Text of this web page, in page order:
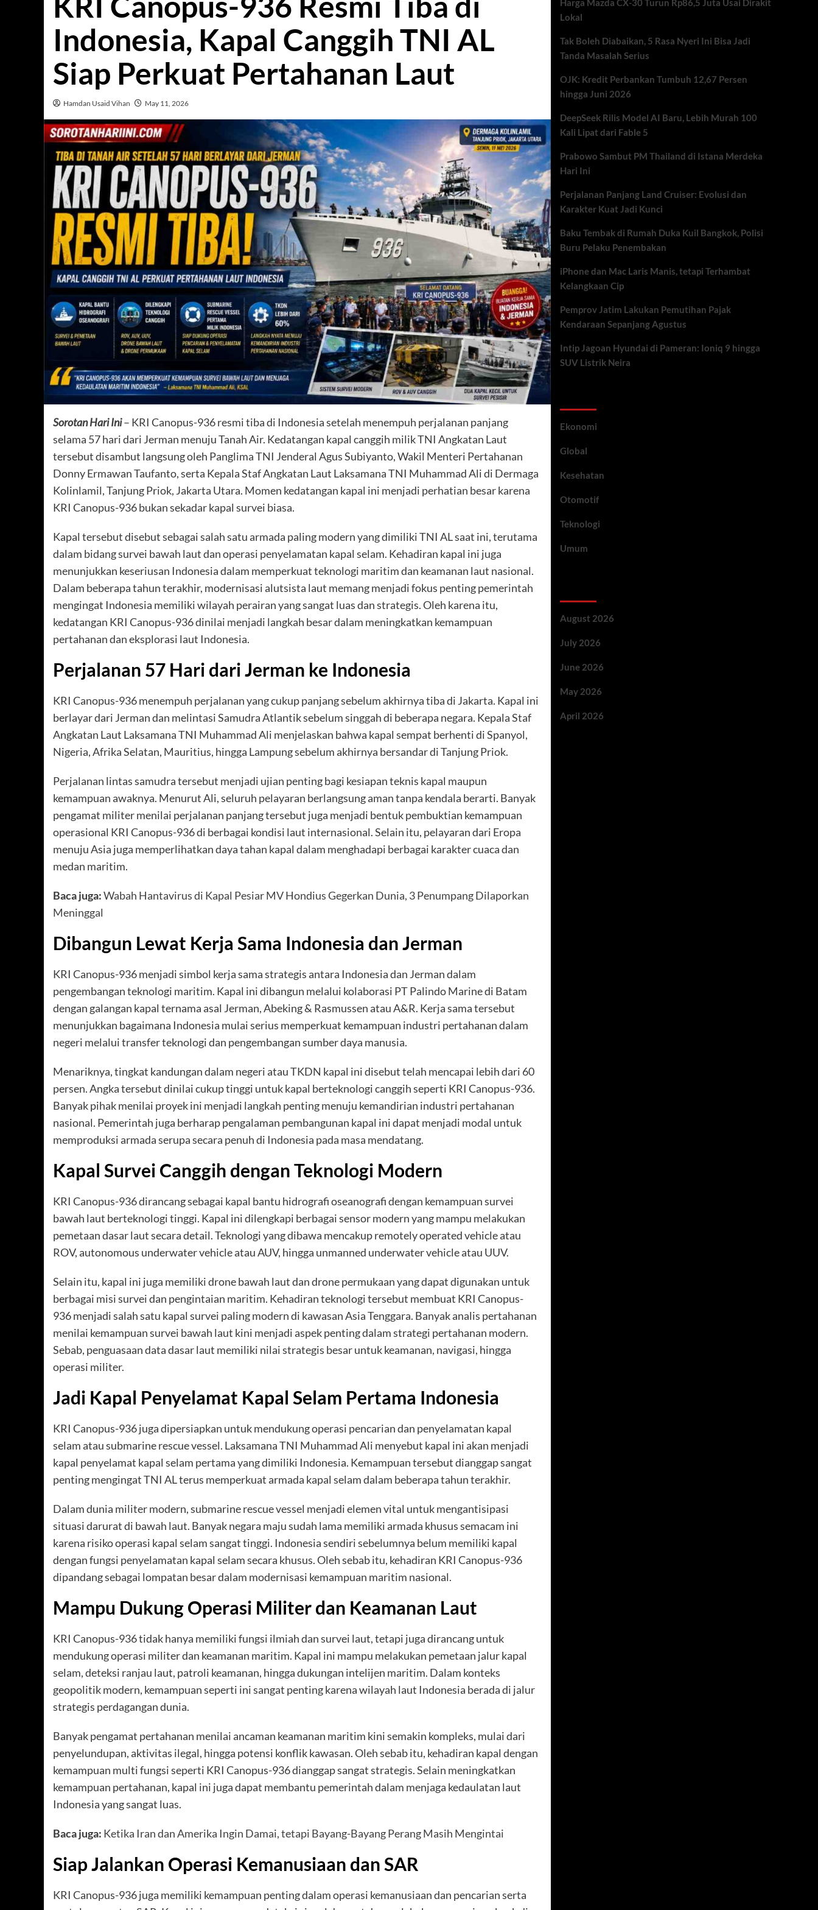
Indonesia, Kapal Canggih TNI AL
Siap Perkuat Pertahanan Laut
Hamdan Usaid Vihan May 11, 2026
Sorotan Hari Ini– KRI Canopus-936 resmi tiba di Indonesia setelah menempuh perjalanan panjang
selama 57 hari dari Jerman menuju Tanah Air. Kedatangan kapal canggih milik TNI Angkatan Laut
tersebut disambut langsung oleh Panglima TNI Jenderal Agus Subiyanto, Wakil Menteri Pertahanan
Donny Ermawan Taufanto, serta Kepala Staf Angkatan Laut Laksamana TNI Muhammad Ali di Dermaga
Kolinlamil, Tanjung Priok, Jakarta Utara. Momen kedatangan kapal ini menjadi perhatian besar karena
KRI Canopus-936 bukan sekadar kapal survei biasa.
Kapal tersebut disebut sebagai salah satu armada paling modern yang dimiliki TNI AL saat ini, terutama
dalam bidang survei bawah laut dan operasi penyelamatan kapal selam. Kehadiran kapal ini juga
menunjukkan keseriusan Indonesia dalam memperkuat teknologi maritim dan keamanan laut nasional.
Dalam beberapa tahun terakhir, modernisasi alutsista laut memang menjadi fokus penting pemerintah
mengingat Indonesia memiliki wilayah perairan yang sangat luas dan strategis. Oleh karena itu,
kedatangan KRI Canopus-936 dinilai menjadi langkah besar dalam meningkatkan kemampuan
pertahanan dan eksplorasi laut Indonesia.
Perjalanan 57 Hari dari Jerman ke Indonesia
KRI Canopus-936 menempuh perjalanan yang cukup panjang sebelum akhirnya tiba di Jakarta. Kapal ini
berlayar dari Jerman dan melintasi Samudra Atlantik sebelum singgah di beberapa negara. Kepala Staf
Angkatan Laut Laksamana TNI Muhammad Ali menjelaskan bahwa kapal sempat berhenti di Spanyol,
Nigeria, Afrika Selatan, Mauritius, hingga Lampung sebelum akhirnya bersandar di Tanjung Priok.
Perjalanan lintas samudra tersebut menjadi ujian penting bagi kesiapan teknis kapal maupun
kemampuan awaknya. Menurut Ali, seluruh pelayaran berlangsung aman tanpa kendala berarti. Banyak
pengamat militer menilai perjalanan panjang tersebut juga menjadi bentuk pembuktian kemampuan
operasional KRI Canopus-936 di berbagai kondisi laut internasional. Selain itu, pelayaran dari Eropa
menuju Asia juga memperlihatkan daya tahan kapal dalam menghadapi berbagai karakter cuaca dan
medan maritim.
Baca juga:Wabah Hantavirus di Kapal Pesiar MV Hondius Gegerkan Dunia, 3 Penumpang Dilaporkan
Meninggal
Dibangun Lewat Kerja Sama Indonesia dan Jerman
KRI Canopus-936 menjadi simbol kerja sama strategis antara Indonesia dan Jerman dalam
pengembangan teknologi maritim. Kapal ini dibangun melalui kolaborasi PT Palindo Marine di Batam
dengan galangan kapal ternama asal Jerman, Abeking & Rasmussen atau A&R. Kerja sama tersebut
menunjukkan bagaimana Indonesia mulai serius memperkuat kemampuan industri pertahanan dalam
negeri melalui transfer teknologi dan pengembangan sumber daya manusia.
Menariknya, tingkat kandungan dalam negeri atau TKDN kapal ini disebut telah mencapai lebih dari 60
persen. Angka tersebut dinilai cukup tinggi untuk kapal berteknologi canggih seperti KRI Canopus-936.
Banyak pihak menilai proyek ini menjadi langkah penting menuju kemandirian industri pertahanan
nasional. Pemerintah juga berharap pengalaman pembangunan kapal ini dapat menjadi modal untuk
memproduksi armada serupa secara penuh di Indonesia pada masa mendatang.
Kapal Survei Canggih dengan Teknologi Modern
KRI Canopus-936 dirancang sebagai kapal bantu hidrografi oseanografi dengan kemampuan survei
bawah laut berteknologi tinggi. Kapal ini dilengkapi berbagai sensor modern yang mampu melakukan
pemetaan dasar laut secara detail. Teknologi yang dibawa mencakup remotely operated vehicle atau
ROV, autonomous underwater vehicle atau AUV, hingga unmanned underwater vehicle atau UUV.
Selain itu, kapal ini juga memiliki drone bawah laut dan drone permukaan yang dapat digunakan untuk
berbagai misi survei dan pengintaian maritim. Kehadiran teknologi tersebut membuat KRI Canopus-
936 menjadi salah satu kapal survei paling modern di kawasan Asia Tenggara. Banyak analis pertahanan
menilai kemampuan survei bawah laut kini menjadi aspek penting dalam strategi pertahanan modern.
Sebab, penguasaan data dasar laut memiliki nilai strategis besar untuk keamanan, navigasi, hingga
operasi militer.
Jadi Kapal Penyelamat Kapal Selam Pertama Indonesia
KRI Canopus-936 juga dipersiapkan untuk mendukung operasi pencarian dan penyelamatan kapal
selam atau submarine rescue vessel. Laksamana TNI Muhammad Ali menyebut kapal ini akan menjadi
kapal penyelamat kapal selam pertama yang dimiliki Indonesia. Kemampuan tersebut dianggap sangat
penting mengingat TNI AL terus memperkuat armada kapal selam dalam beberapa tahun terakhir.
Dalam dunia militer modern, submarine rescue vessel menjadi elemen vital untuk mengantisipasi
situasi darurat di bawah laut. Banyak negara maju sudah lama memiliki armada khusus semacam ini
karena risiko operasi kapal selam sangat tinggi. Indonesia sendiri sebelumnya belum memiliki kapal
dengan fungsi penyelamatan kapal selam secara khusus. Oleh sebab itu, kehadiran KRI Canopus-936
dipandang sebagai lompatan besar dalam modernisasi kemampuan maritim nasional.
Mampu Dukung Operasi Militer dan Keamanan Laut
KRI Canopus-936 tidak hanya memiliki fungsi ilmiah dan survei laut, tetapi juga dirancang untuk
mendukung operasi militer dan keamanan maritim. Kapal ini mampu melakukan pemetaan jalur kapal
selam, deteksi ranjau laut, patroli keamanan, hingga dukungan intelijen maritim. Dalam konteks
geopolitik modern, kemampuan seperti ini sangat penting karena wilayah laut Indonesia berada di jalur
strategis perdagangan dunia.
Banyak pengamat pertahanan menilai ancaman keamanan maritim kini semakin kompleks, mulai dari
penyelundupan, aktivitas ilegal, hingga potensi konflik kawasan. Oleh sebab itu, kehadiran kapal dengan
kemampuan multi fungsi seperti KRI Canopus-936 dianggap sangat strategis. Selain meningkatkan
kemampuan pertahanan, kapal ini juga dapat membantu pemerintah dalam menjaga kedaulatan laut
Indonesia yang sangat luas.
Baca juga: Ketika Iran dan Amerika Ingin Damai, tetapi Bayang-Bayang Perang Masih Mengintai
Siap Jalankan Operasi Kemanusiaan dan SAR
KRI Canopus-936 juga memiliki kemampuan penting dalam operasi kemanusiaan dan pencarian serta
Lokal
Tak Boleh Diabaikan, 5 Rasa Nyeri Ini Bisa Jadi
Tanda Masalah Serius
OJK: Kredit Perbankan Tumbuh 12,67 Persen
hingga Juni 2026
DeepSeek Rilis Model AI Baru, Lebih Murah 100
Kali Lipat dari Fable 5
Prabowo Sambut PM Thailand di Istana Merdeka
Hari Ini
Perjalanan Panjang Land Cruiser: Evolusi dan
Karakter Kuat Jadi Kunci
Baku Tembak di Rumah Duka Kuil Bangkok, Polisi
Buru Pelaku Penembakan
iPhone dan Mac Laris Manis, tetapi Terhambat
Kelangkaan Cip
Pemprov Jatim Lakukan Pemutihan Pajak
Kendaraan Sepanjang Agustus
Intip Jagoan Hyundai di Pameran: Ioniq 9 hingga
SUV Listrik Neira
Ekonomi
Global
Kesehatan
Otomotif
Teknologi
Umum
August 2026
July 2026
June 2026
May 2026
April 2026